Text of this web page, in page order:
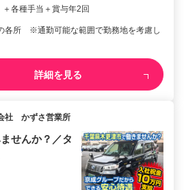
各種手当＋賞与年2回
各所 ※通勤可能な範囲で勤務地を考慮し
詳細を見る
社 かずさ営業所
せんか？／タ